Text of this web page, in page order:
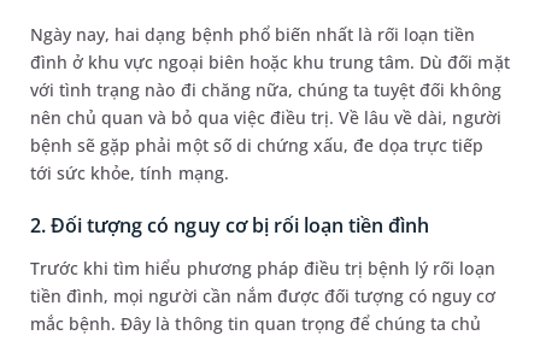
Ngày nay, hai dạng bệnh phổ biến nhất là rối loạn tiền
đình ở khu vực ngoại biên hoặc khu trung tâm. Dù đối mặt
với tình trạng nào đi chăng nữa, chúng ta tuyệt đối không
nên chủ quan và bỏ qua việc điều trị. Về lâu về dài, người
bệnh sẽ gặp phải một số di chứng xấu, đe dọa trực tiếp
tới sức khỏe, tính mạng.
2. Đối tượng có nguy cơ bị rối loạn tiền đình
Trước khi tìm hiểu phương pháp điều trị bệnh lý rối loạn
tiền đình, mọi người cần nắm được đối tượng có nguy cơ
mắc bệnh. Đây là thông tin quan trọng để chúng ta chủ